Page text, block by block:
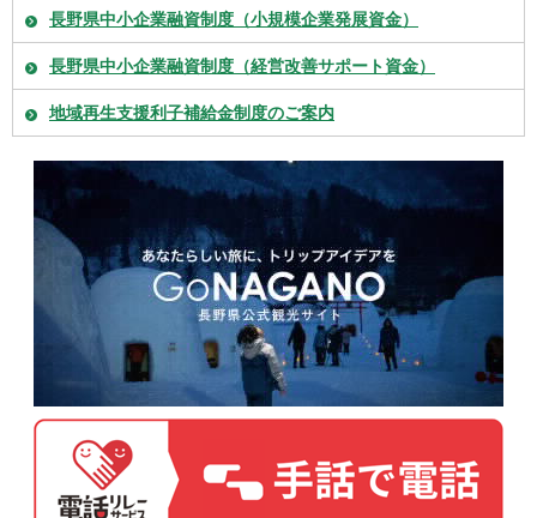
長野県中小企業融資制度（小規模企業発展資金）
長野県中小企業融資制度（経営改善サポート資金）
地域再生支援利子補給金制度のご案内